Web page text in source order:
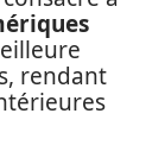
rendant